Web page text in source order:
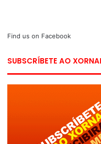
Find us on Facebook
SUBSCRÍBETE AO